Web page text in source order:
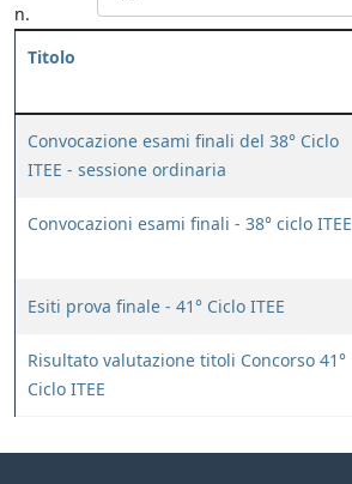
n.
Titolo
Convocazione esami finali del 38° Ciclo
ITEE - sessione ordinaria
Convocazioni esami finali - 38° ciclo ITEE
Esiti prova finale - 41° Ciclo ITEE
Risultato valutazione titoli Concorso 41°
Ciclo ITEE